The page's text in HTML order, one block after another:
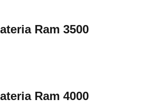
Ram 3500
Ram 4000